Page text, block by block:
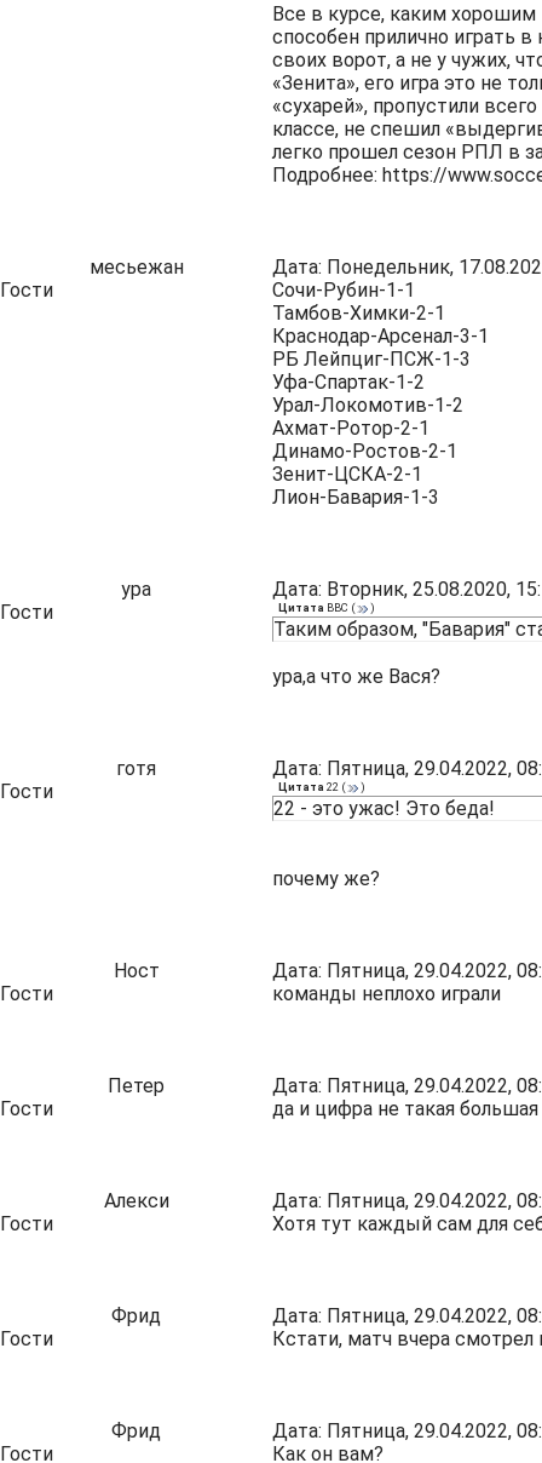
Все в курсе, каким
способен прилично играть в
своих ворот, а не у чужих,
«Зенита», его игра это не
«сухарей», пропустили
классе, не спешил
легко прошел сезон РПЛ в
Подробнее: https://
месьежан
Дата: Понедельник,
Гости
Сочи-Рубин-1-1
Тамбов-Химки-2-1
Краснодар-Арсенал-3-1
РБ Лейпциг-ПСЖ-1-3
Уфа-Спартак-1-2
Урал-Локомотив-1-2
Ахмат-Ротор-2-1
Динамо-Ростов-2-1
Зенит-ЦСКА-2-1
Лион-Бавария-1-3
ура
Дата: Вторник, 25.08.2020,
Гости
Цитата ВВС ( )
Таким образом, "Бавария"
ура,а что же Вася?
готя
Дата: Пятница, 29.04.2022,
Гости
Цитата 22 ( )
22 - это ужас! Это беда!
почему же?
Ност
Дата: Пятница, 29.04.2022,
Гости
команды неплохо играли
Петер
Дата: Пятница, 29.04.2022,
Гости
да и цифра не такая
Алекси
Дата: Пятница, 29.04.2022,
Гости
Хотя тут каждый сам для
Фрид
Дата: Пятница, 29.04.2022,
Гости
Кстати, матч вчера смотрел
Фрид
Дата: Пятница, 29.04.2022,
Гости
Как он вам?